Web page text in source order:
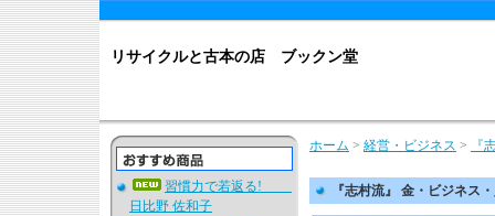
リサイクルと古本の店 ブックン堂
習慣力で若返る!
日比野 佐和子
ホーム > 経営・ビジネス > 『
『志村流』 金・ビジネ